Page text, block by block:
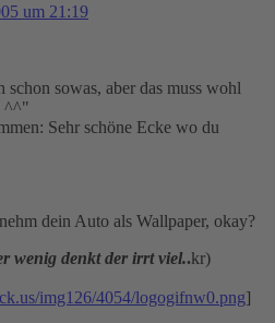
um 21:19
schon sowas, aber das muss wohl
^^"
Sehr schöne Ecke wo du
dein Auto als Wallpaper, okay?
wenig denkt der irrt viel..kr)
img126/4054/logogifnw0.png]